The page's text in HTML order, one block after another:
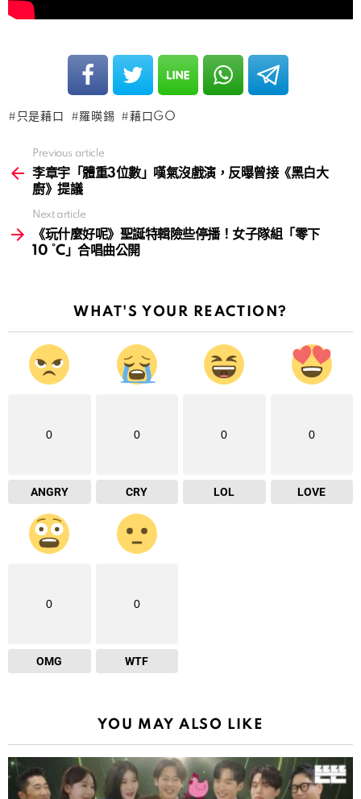
只是藉口 羅暎錫 藉口GO
more
Previous article
李章宇「體重3位數」嘆氣沒戲演，反曝曾接《黑白大
廚》提議
Next article
《玩什麼好呢》聖誕特輯險些停播！女子隊組「零下
10 °C」合唱曲公開
WHAT'S YOUR REACTION?
0
ANGRY
0
CRY
0
LOL
0
LOVE
0
OMG
0
WTF
YOU MAY ALSO LIKE